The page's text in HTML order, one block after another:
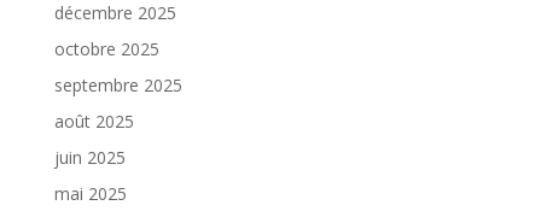
décembre 2025
octobre 2025
septembre 2025
août 2025
juin 2025
mai 2025